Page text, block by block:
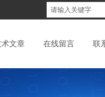
术文章 在线留言 联